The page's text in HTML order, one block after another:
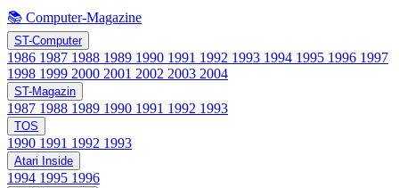
📚 Computer-Magazine
ST-Computer
1986 1987 1988 1989 1990 1991 1992 1993 1994 1995 1996 1997
1998 1999 2000 2001 2002 2003 2004
ST-Magazin
1987 1988 1989 1990 1991 1992 1993
TOS
1990 1991 1992 1993
Atari Inside
1994 1995 1996